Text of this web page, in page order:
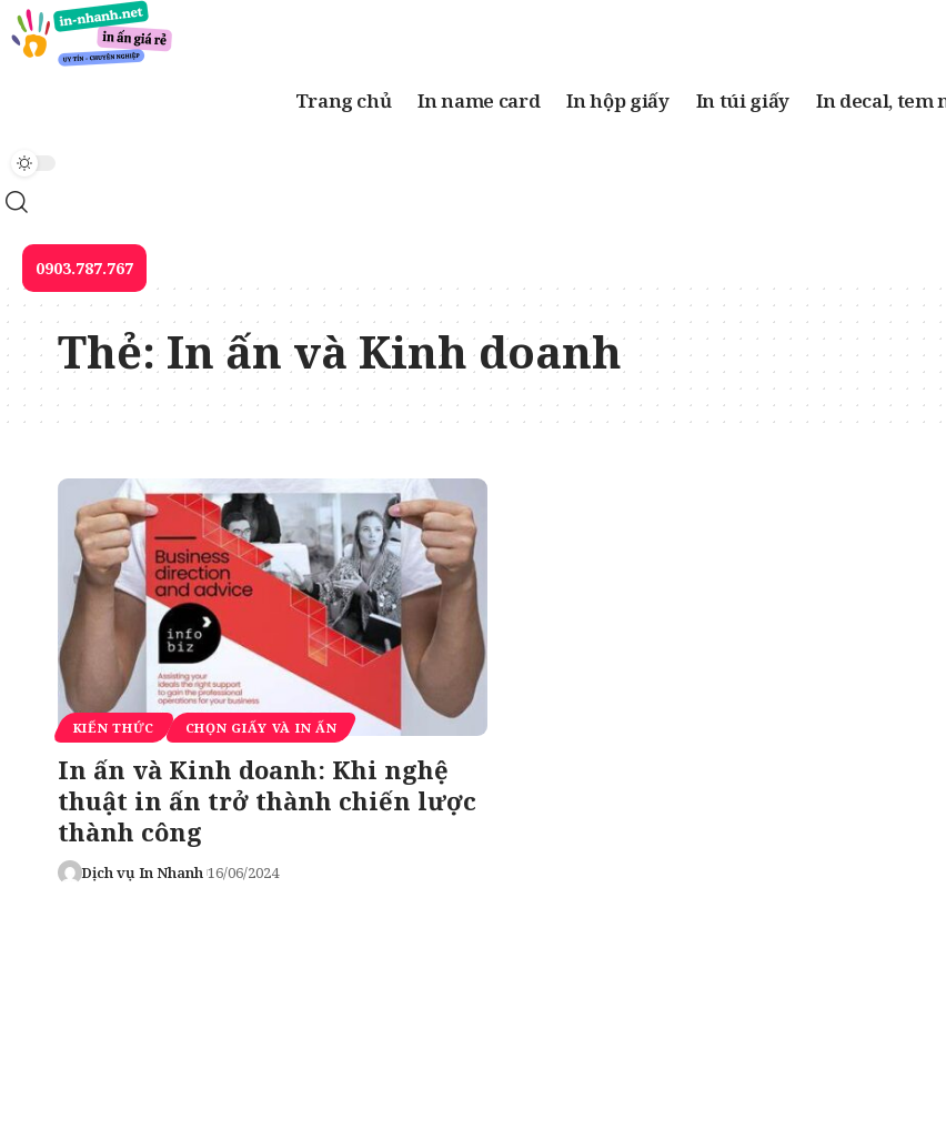
Trang chủ In name card In hộp giấy In túi giấy In decal, tem
0903.787.767
Thẻ:In ấn và Kinh doanh
KIẾN THỨC CHỌN GIẤY VÀ IN ẤN
In ấn và Kinh doanh: Khi nghệ
thuật in ấn trở thành chiến lược
thành công
Dịch vụ In Nhanh 16/06/2024